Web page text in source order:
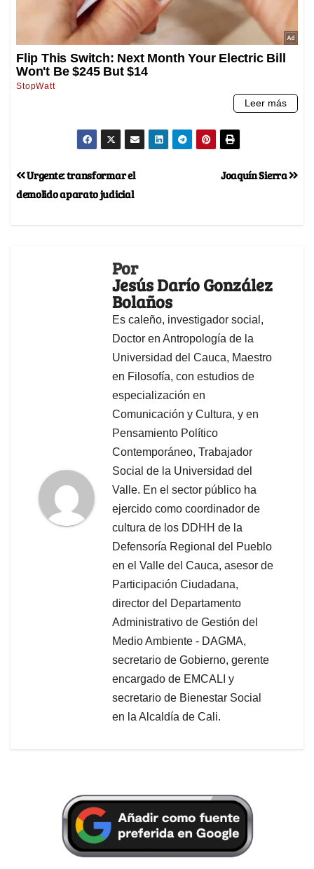
Joaquín Sierra
Urgente: transformar el
demolido aparato judicial
Por
Jesús Darío González
Bolaños
Es caleño, investigador social,
Doctor en Antropología de la
Universidad del Cauca, Maestro
en Filosofía, con estudios de
especialización en
Comunicación y Cultura, y en
Pensamiento Político
Contemporáneo, Trabajador
Social de la Universidad del
Valle. En el sector público ha
ejercido como coordinador de
cultura de los DDHH de la
Defensoría Regional del Pueblo
en el Valle del Cauca, asesor de
Participación Ciudadana,
director del Departamento
Administrativo de Gestión del
Medio Ambiente - DAGMA,
secretario de Gobierno, gerente
encargado de EMCALI y
secretario de Bienestar Social
en la Alcaldía de Cali.